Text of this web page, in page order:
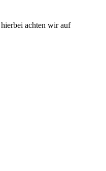
achten wir auf